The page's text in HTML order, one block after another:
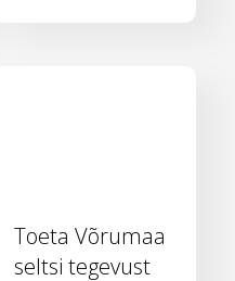
Toeta Võrumaa
seltsi tegevust